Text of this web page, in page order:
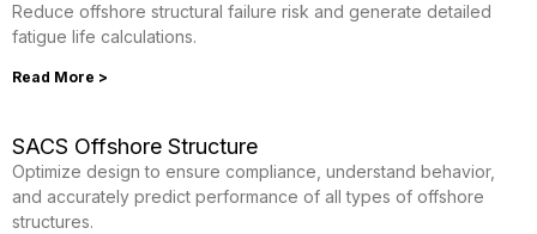
Reduce offshore structural failure risk and generate detailed
fatigue life calculations.
Read More >
SACS Offshore Structure
Optimize design to ensure compliance, understand behavior,
and accurately predict performance of all types of offshore
structures.